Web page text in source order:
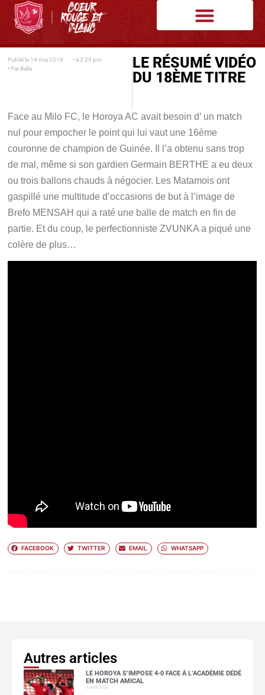
Publié le 14 mai 2018 • à 3:29 pm
• Par Balla
LE RÉSUMÉ VIDÉO
DU 18ÈME TITRE
Face au Milo FC, le Horoya AC avait besoin d’ un match
nul pour empocher le point qui lui vaut une 16ème
couronne de champion de Guinée. Il l’a obtenu sans trop
de mal, même si son gardien Germain BERTHE a eu deux
ou trois ballons chauds à négocier. Les Matamois ont
gaspillé une multitude d’occasions de but à l’image de
Brefo MENSAH qui a raté une balle de match en fin de
partie. Et du coup, le perfectionniste ZVUNKA a piqué une
colère de plus…
FACEBOOK TWITTER EMAIL WHATSAPP
Autres articles
LE HOROYA S’IMPOSE 4-0 FACE À L’ACADÉMIE DÉDÉ
EN MATCH AMICAL
2 août 2026